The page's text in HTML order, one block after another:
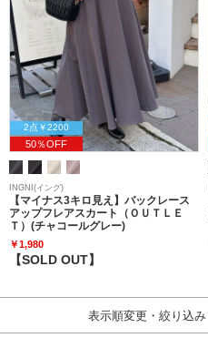
2点￥2200
50％OFF
INGNI(イング)
【マイナス3キロ見え】バックレース
アップフレアスカート（ＯＵＴＬＥ
Ｔ）(チャコールグレー)
￥1,980
【SOLD OUT】
表示順変更・絞り込み